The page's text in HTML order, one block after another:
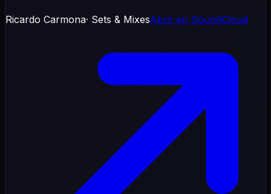
Ricardo Carmona· Sets & MixesAbrir en SoundCloud